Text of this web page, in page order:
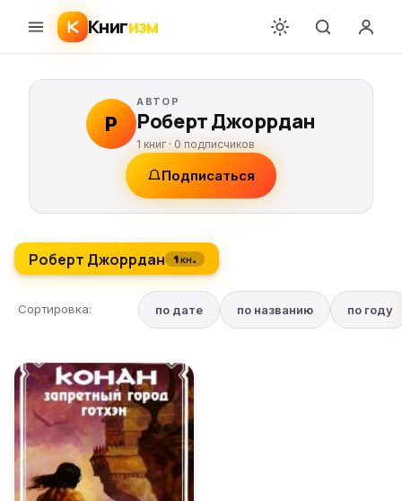
Книгизм
Р
АВТОР
Роберт Джоррдан
1 книг ·0 подписчиков
Подписаться
Роберт Джоррдан 1 кн.
Сортировка: по дате по названию по году